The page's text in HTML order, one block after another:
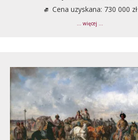
Cena uzyskana: 730 000 zł
... więcej ...